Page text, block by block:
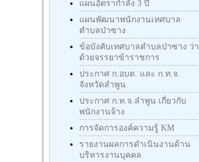
แผนอัตรากำลัง 3 ปี
แผนพัฒนาพนักงานเทศบาล
ตำบลป่าซาง
ข้อบังคับเทศบาลตำบลป่าซาง ว่า
ด้วยจรรยาข้าราชการ
ประกาศ ก.อบต. และ ก.ท.จ.
จังหวัดลำพูน
ประกาศ ก.ท.จ.ลำพูน เกี่ยวกับ
พนักงานจ้าง
การจัดการองค์ความรู้ KM
รายงานผลการดำเนินงานด้าน
บริหารงานบุคคล